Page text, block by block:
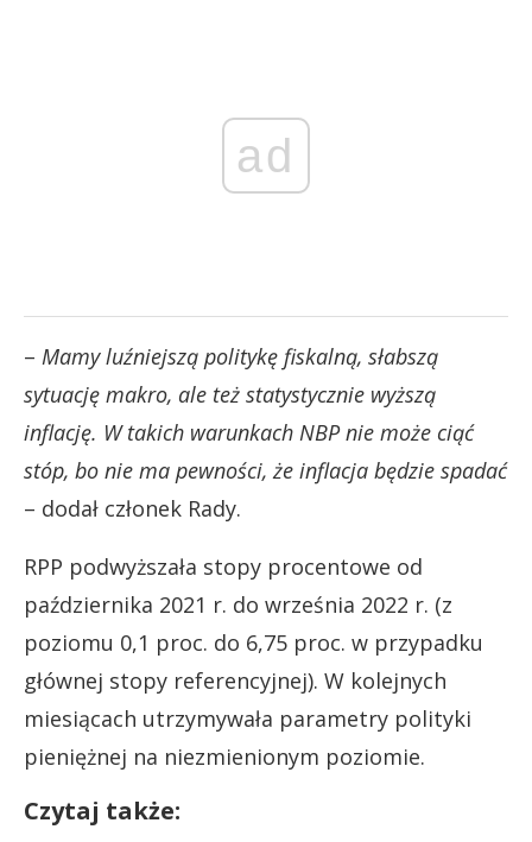
ad
– Mamy luźniejszą politykę fiskalną, słabszą
sytuację makro, ale też statystycznie wyższą
inflację. W takich warunkach NBP nie może ciąć
stóp, bo nie ma pewności, że inflacja będzie spadać
– dodał członek Rady.
RPP podwyższała stopy procentowe od
października 2021 r. do września 2022 r. (z
poziomu 0,1 proc. do 6,75 proc. w przypadku
głównej stopy referencyjnej). W kolejnych
miesiącach utrzymywała parametry polityki
pieniężnej na niezmienionym poziomie.
Czytaj także: